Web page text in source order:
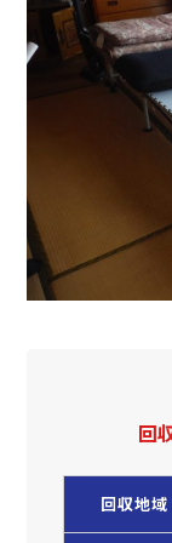
回
回収地域